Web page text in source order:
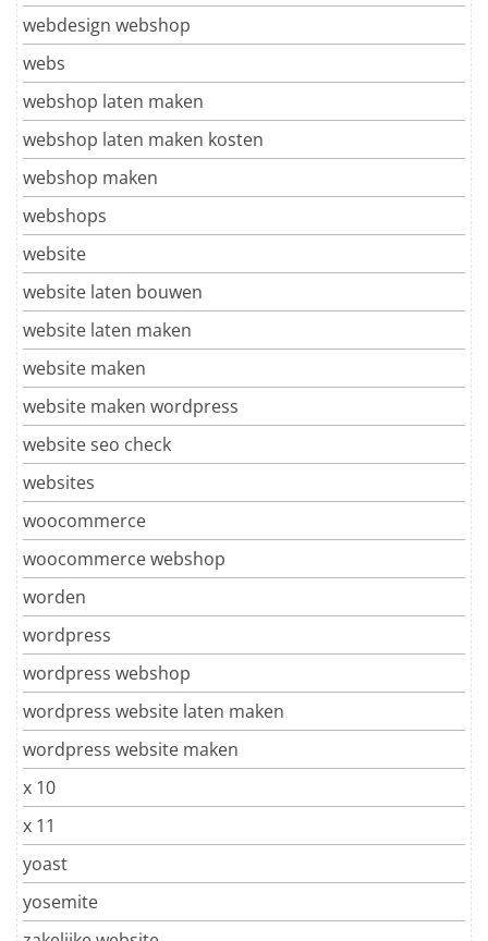
webdesign webshop
webs
webshop laten maken
webshop laten maken kosten
webshop maken
webshops
website
website laten bouwen
website laten maken
website maken
website maken wordpress
website seo check
websites
woocommerce
woocommerce webshop
worden
wordpress
wordpress webshop
wordpress website laten maken
wordpress website maken
x 10
x 11
yoast
yosemite